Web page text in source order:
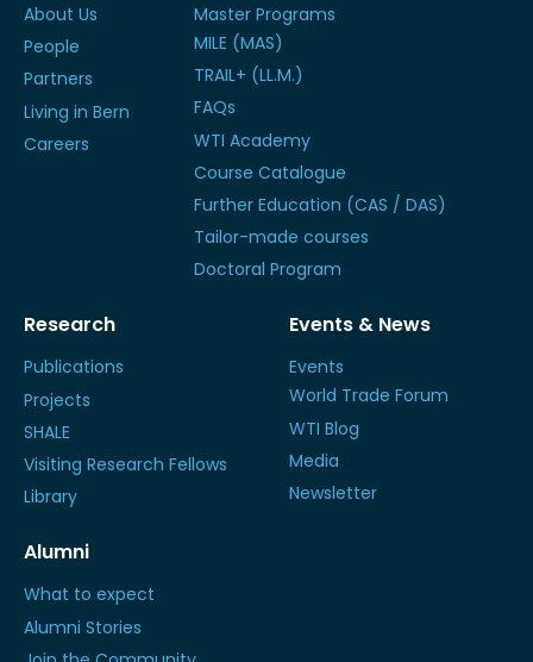
About Us
People
Partners
Living in Bern
Careers
Master Programs
MILE (MAS)
TRAIL+ (LL.M.)
FAQs
WTI Academy
Course Catalogue
Further Education (CAS / DAS)
Tailor-made courses
Doctoral Program
Research
Publications
Projects
SHALE
Visiting Research Fellows
Library
Events & News
Events
World Trade Forum
WTI Blog
Media
Newsletter
Alumni
What to expect
Alumni Stories